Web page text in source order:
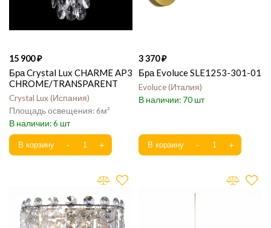
15 900
Бра Crystal Lux CHARME AP3
CHROME/TRANSPARENT
Crystal Lux Испания
6
6
3 370
Бра Evoluce SLE1253-301-01
Evoluce Италия
70